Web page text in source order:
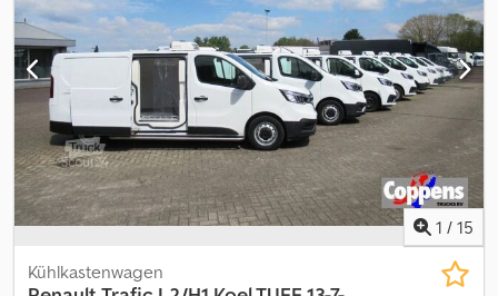
1 / 15
Kühlkastenwagen